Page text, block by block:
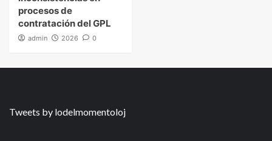
procesos de
contratación del GPL
admin 2026 0
Tweets by lodelmomentoloj